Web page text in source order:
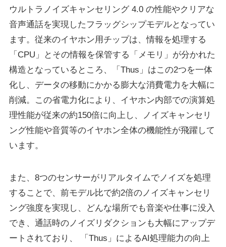
ウルトラノイズキャンセリング 4.0 の性能やクリアな
⾳声通話を実現したフラッグシップモデルとなってい
ます。従来のイヤホン⽤チップは、情報を処理する
「CPU」とその情報を保管する「メモリ」が分かれた
構造となっているところ、「Thus」はこの2つを⼀体
化し、データの移動にかかる膨⼤な消費電⼒を⼤幅に
削減。この省電⼒化により、イヤホン内部での演算処
理性能が従来の約150倍に向上し、ノイズキャンセリ
ング性能や⾳質等のイヤホン全体の機能性が飛躍して
います。
また、8つのセンサーがリアルタイムでノイズを処理
することで、前モデル⽐で約2倍のノイズキャンセリ
ング強度を実現し、どんな場所でも⾳楽や仕事に没⼊
でき、通話時のノイズリダクションも⼤幅にアップデ
ートされており、 「Thus」によるAI処理能⼒の向上